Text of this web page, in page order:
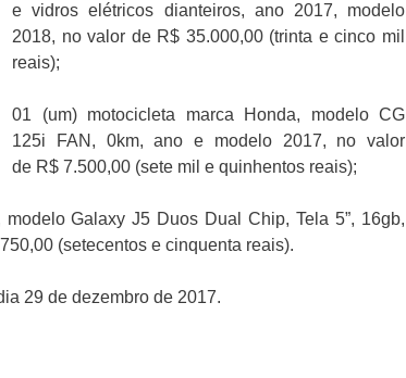
e vidros elétricos dianteiros, ano 2017, modelo
2018, no valor de R$ 35.000,00 (trinta e cinco mil
reais);
01 (um) motocicleta marca Honda, modelo CG
125i FAN, 0km, ano e modelo 2017, no valor
de R$ 7.500,00 (sete mil e quinhentos reais);
Galaxy J5 Duos Dual Chip, Tela 5”, 16gb,
(setecentos e cinquenta reais).
29 de dezembro de 2017.